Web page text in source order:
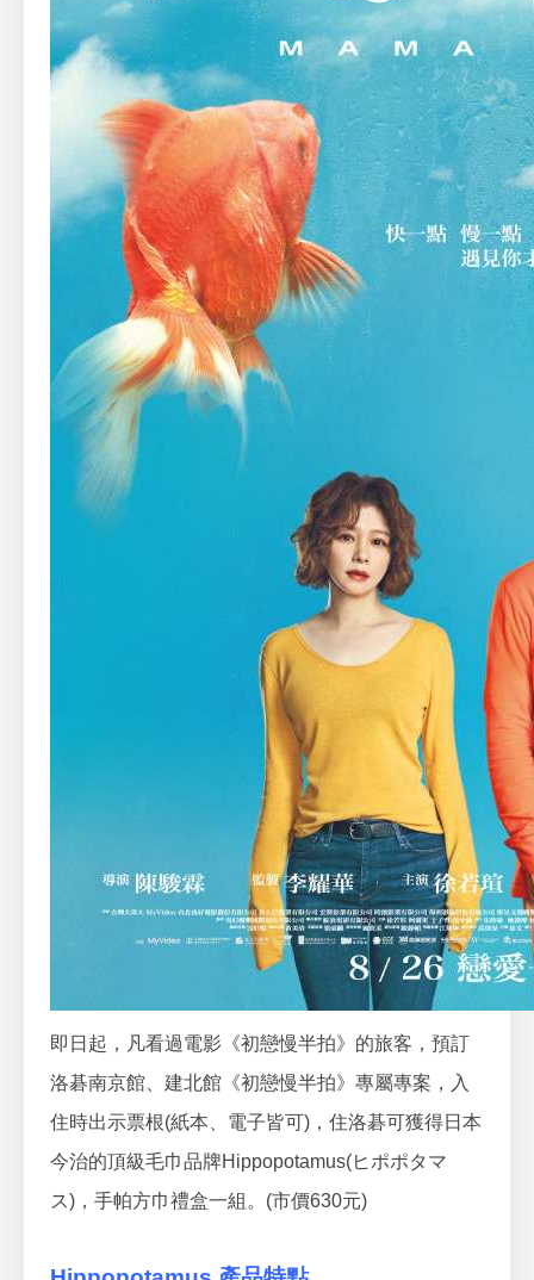
即日起，凡看過電影《初戀慢半拍》的旅客， 預訂
洛碁南京館、建北館《初戀慢半拍》專屬專案，入
住時出示票根(紙本、電子皆可)， 住洛碁可獲得日本
今治的頂級毛巾品牌Hippopotamus(ヒポポタマ
ス)， 手帕方巾禮盒一組。(市價630元)